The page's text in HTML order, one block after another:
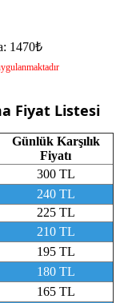
1470₺
Fiyat Listesi
Günlük Karşılık
Fiyatı
300 TL
240 TL
225 TL
210 TL
195 TL
180 TL
165 TL